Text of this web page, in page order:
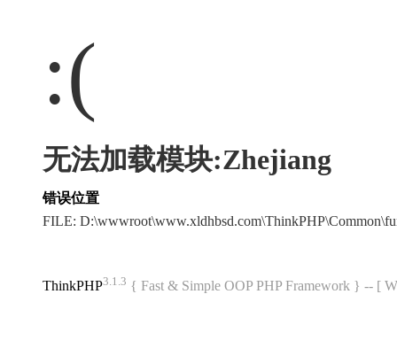
:(
无法加载模块:Zhejiang
错误位置
FILE:
ThinkPHP3.1.3 { Fast & Simple OOP PHP Framework } -- [